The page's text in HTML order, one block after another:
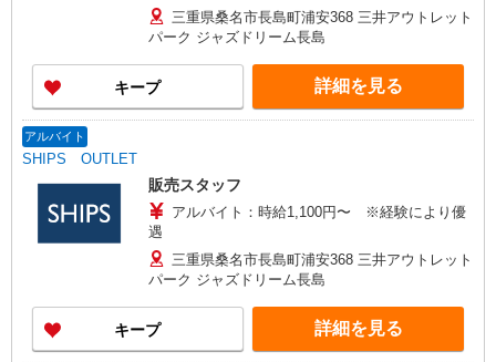
（3ヶ月間）：時給1,140円 ストックパーソン ：時
給1,090円〜
三重県桑名市長島町浦安368 三井アウトレット
パーク ジャズドリーム長島
キープ 詳細を見る
アルバイト
SHIPS OUTLET
販売スタッフ
アルバイト：時給1,100円〜 ※経験により優
遇
三重県桑名市長島町浦安368 三井アウトレット
パーク ジャズドリーム長島
キープ 詳細を見る